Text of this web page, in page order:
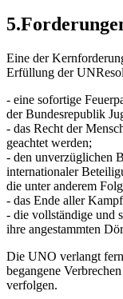
Eine der
Erfüllung der
- eine sofortige
der Bundesrepublik
- das Recht der
geachtet werden;
- den unverzüglichen
internationaler
die unter anderem
- das Ende aller
- die vollständige und
ihre angestammten
Die UNO verlangt
begangene
verfolgen.